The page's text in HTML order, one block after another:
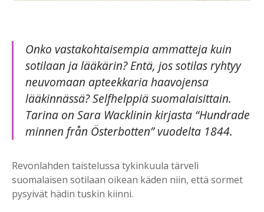
Onko vastakohtaisempia ammatteja kuin
sotilaan ja lääkärin? Entä, jos sotilas ryhtyy
neuvomaan apteekkaria haavojensa
lääkinnässä? Selfhelppiä suomalaisittain.
Tarina on Sara Wacklinin kirjasta “Hundrade
minnen från Österbotten” vuodelta 1844.
Revonlahden taistelussa tykinkuula tärveli
suomalaisen sotilaan oikean käden niin, että sormet
pysyivät hädin tuskin kiinni.